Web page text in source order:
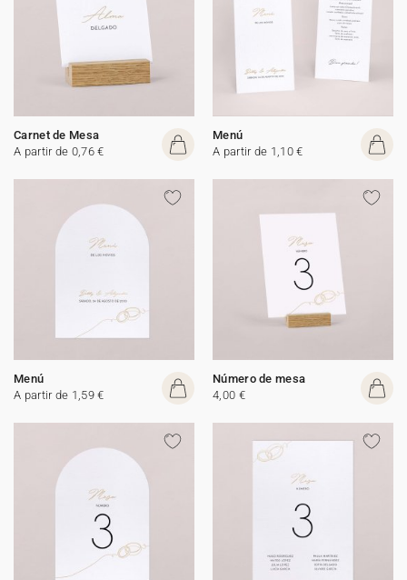
Carnet de Mesa
A partir de 0,76 €
Menú
A partir de 1,10 €
Menú
A partir de 1,59 €
Número de mesa
4,00 €